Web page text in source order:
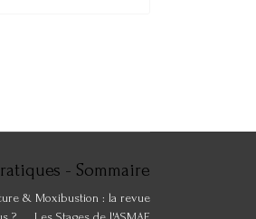
- Sommaire
& Moxibustion : la revue